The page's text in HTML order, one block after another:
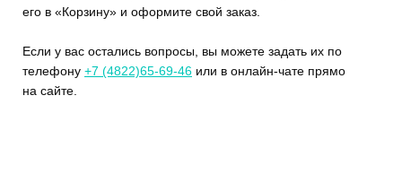
его в «Корзину» и оформите свой заказ.
Если у вас остались вопросы, вы можете задать их по
телефону +7 (4822)65-69-46 или в онлайн-чате прямо
на сайте.